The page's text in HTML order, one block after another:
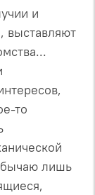
и
выставляют
то
лишь